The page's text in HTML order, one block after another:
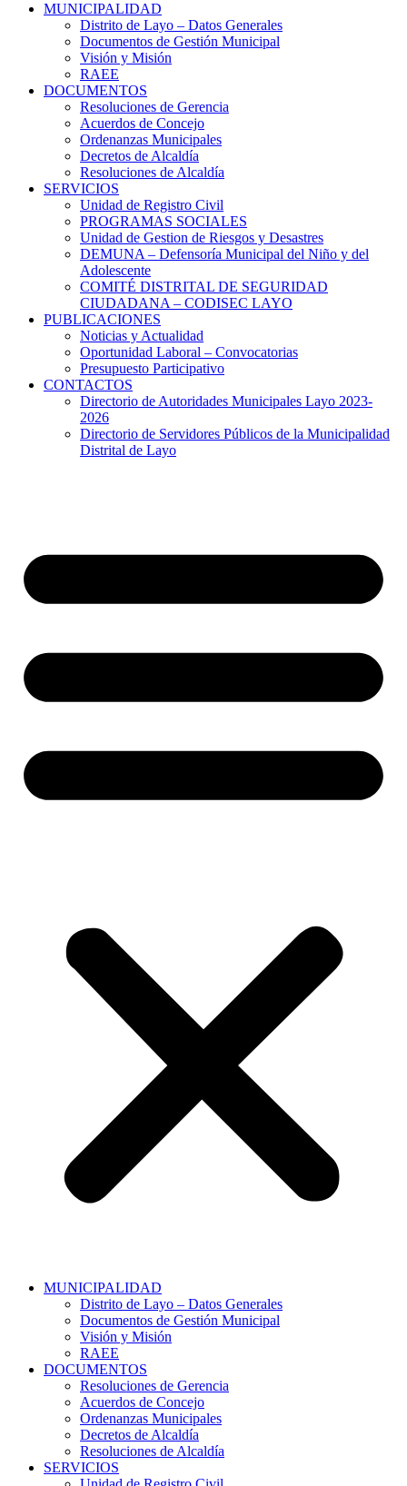
MUNICIPALIDAD
Distrito de Layo – Datos Generales
Documentos de Gestión Municipal
Visión y Misión
RAEE
DOCUMENTOS
Resoluciones de Gerencia
Acuerdos de Concejo
Ordenanzas Municipales
Decretos de Alcaldía
Resoluciones de Alcaldía
SERVICIOS
Unidad de Registro Civil
PROGRAMAS SOCIALES
Unidad de Gestion de Riesgos y Desastres
DEMUNA – Defensoría Municipal del Niño y del
Adolescente
COMITÉ DISTRITAL DE SEGURIDAD
CIUDADANA – CODISEC LAYO
PUBLICACIONES
Noticias y Actualidad
Oportunidad Laboral – Convocatorias
Presupuesto Participativo
CONTACTOS
Directorio de Autoridades Municipales Layo 2023-
2026
Directorio de Servidores Públicos de la Municipalidad
Distrital de Layo
MUNICIPALIDAD
Distrito de Layo – Datos Generales
Documentos de Gestión Municipal
Visión y Misión
RAEE
DOCUMENTOS
Resoluciones de Gerencia
Acuerdos de Concejo
Ordenanzas Municipales
Decretos de Alcaldía
Resoluciones de Alcaldía
SERVICIOS